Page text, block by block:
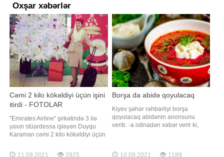
Oxşar xəbərlər
Cəmi 2 kilo kökəldiyi üçün işini
itirdi - FOTOLAR
"Emirates Airline" şirkətində 3 ilə
yaxın stüardessa işləyən Duyqu
Karaman cəmi 2 kilo kökəldiyi üçün
verir ki, bu barədə "Mirror" yazır.
11.09.2021 2925
Borşa da abidə qoyulacaq
Kiyev şəhər rəhbərliyi borşa
qoyulacaq abidənin anonsunu
verib. -a istinadən xəbər verir ki,
10.09.2021 1189